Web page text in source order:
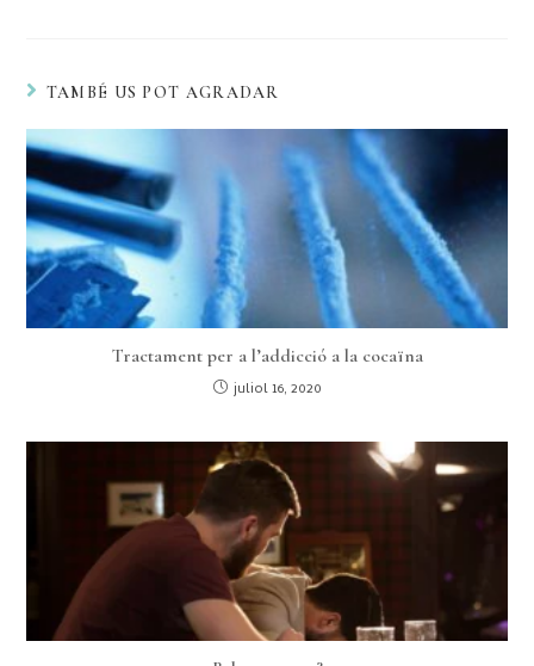
TAMBÉ US POT AGRADAR
Tractament per a l’addicció a la cocaïna
juliol 16, 2020